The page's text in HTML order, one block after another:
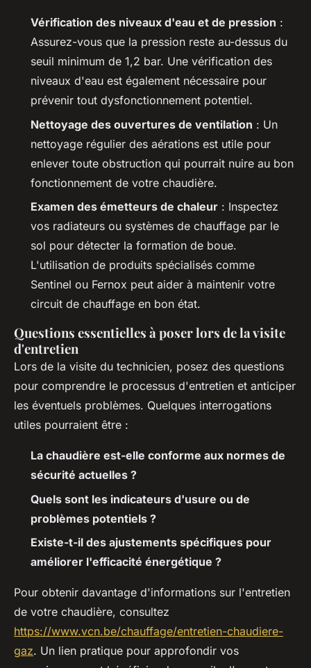
Vérification des niveaux d'eau et de pression :
Assurez-vous que la pression reste au-dessus du
seuil minimum de 1,2 bar. Une vérification des
niveaux d'eau est également nécessaire pour
prévenir tout dysfonctionnement potentiel.
Nettoyage des ouvertures de ventilation : Un
nettoyage régulier des aérations est utile pour
enlever toute obstruction qui pourrait nuire au bon
fonctionnement de votre chaudière.
Examen des émetteurs de chaleur : Inspectez
vos radiateurs ou systèmes de chauffage par le
sol pour détecter la formation de boue.
L'utilisation de produits spécialisés comme
Sentinel ou Fernox peut aider à maintenir votre
circuit de chauffage en bon état.
Questions essentielles à poser lors de la visite
d'entretien
Lors de la visite du technicien, posez des questions
pour comprendre le processus d'entretien et anticiper
les éventuels problèmes. Quelques interrogations
utiles pourraient être :
La chaudière est-elle conforme aux normes de
sécurité actuelles ?
Quels sont les indicateurs d'usure ou de
problèmes potentiels ?
Existe-t-il des ajustements spécifiques pour
améliorer l'efficacité énergétique ?
Pour obtenir davantage d'informations sur l'entretien
de votre chaudière, consultez
https://www.vcn.be/chauffage/entretien-chaudiere-
gaz. Un lien pratique pour approfondir vos